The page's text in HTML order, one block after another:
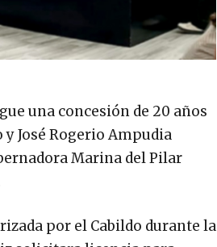
una concesión de 20 años
y José Rogerio Ampudia
Marina del Pilar
por el Cabildo durante la